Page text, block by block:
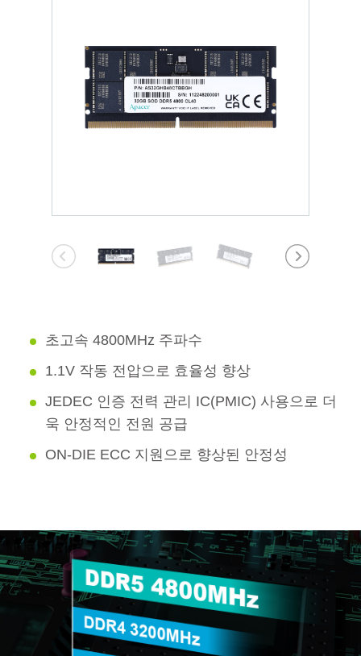
초고속 4800MHz 주파수
1.1V 작동 전압으로 효율성 향상
JEDEC 인증 전력 관리 IC(PMIC) 사용으로 더
욱 안정적인 전원 공급
ON-DIE ECC 지원으로 향상된 안정성